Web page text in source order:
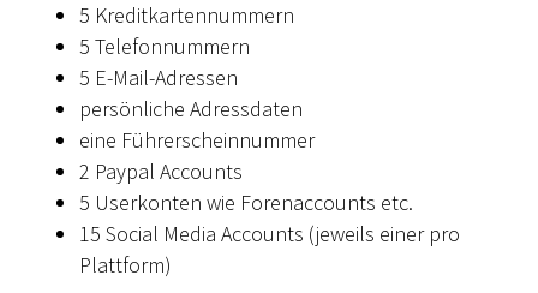
5 Kreditkartennummern
5 Telefonnummern
5 E-Mail-Adressen
persönliche Adressdaten
eine Führerscheinnummer
2 Paypal Accounts
5 Userkonten wie Forenaccounts etc.
15 Social Media Accounts (jeweils einer pro
Plattform)